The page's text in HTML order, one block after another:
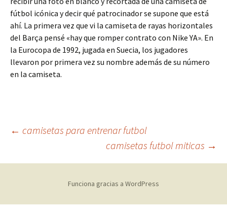
fútbol icónica y decir qué patrocinador se supone que está
ahí. La primera vez que vi la camiseta de rayas horizontales
del Barça pensé «hay que romper contrato con Nike YA». En
la Eurocopa de 1992, jugada en Suecia, los jugadores
llevaron por primera vez su nombre además de su número
en la camiseta.
Navegación
de
entradas
← camisetas para entrenar futbol
camisetas futbol miticas →
Funciona gracias a WordPress